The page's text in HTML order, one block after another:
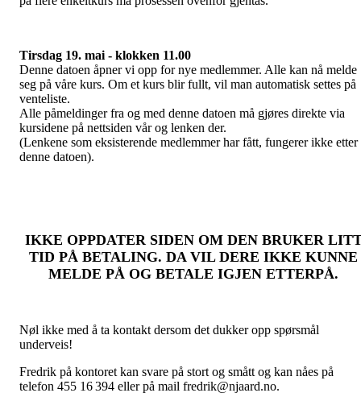
Tirsdag 19. mai - klokken 11.00
Denne datoen åpner vi opp for nye medlemmer. Alle kan nå melde
seg på våre kurs. Om et kurs blir fullt, vil man automatisk settes på
venteliste.
Alle påmeldinger fra og med denne datoen må gjøres direkte via
kursidene på nettsiden vår og lenken der.
(Lenkene som eksisterende medlemmer har fått, fungerer ikke etter
denne datoen).
IKKE OPPDATER SIDEN OM DEN BRUKER
TID PÅ BETALING. DA VIL DERE IKKE KUNNE
MELDE PÅ OG BETALE IGJEN ETTERPÅ.
Nøl ikke med å ta kontakt dersom det dukker opp spørsmål
underveis!
Fredrik på kontoret kan svare på stort og smått og kan nåes på
telefon 455 16 394 eller på mail fredrik@njaard.no.